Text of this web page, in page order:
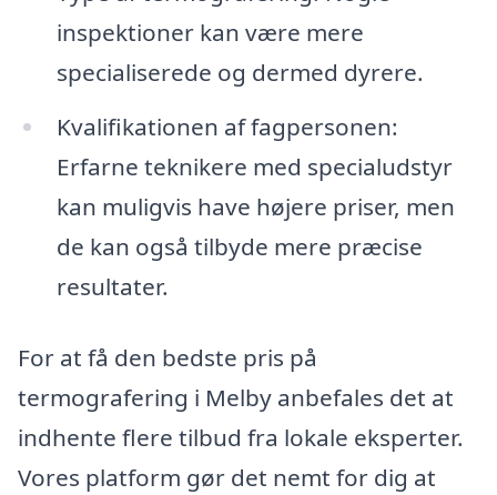
inspektioner kan være mere
specialiserede og dermed dyrere.
Kvalifikationen af fagpersonen:
Erfarne teknikere med specialudstyr
kan muligvis have højere priser, men
de kan også tilbyde mere præcise
resultater.
For at få den bedste pris på
termografering i Melby anbefales det at
indhente flere tilbud fra lokale eksperter.
Vores platform gør det nemt for dig at